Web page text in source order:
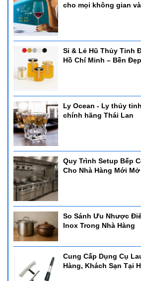
cho mọi không gian
Sỉ & Lẻ Hũ Thủy Tinh
Hồ Chí Minh – Bền
Ly Ocean - Ly thủy
chính hãng Thái Lan
Quy Trình Setup Bếp
Cho Nhà Hàng Mới Mở
So Sánh Ưu Nhược
Inox Trong Nhà Hàng
Cung Cấp Dụng Cụ
Hàng, Khách Sạn Tại